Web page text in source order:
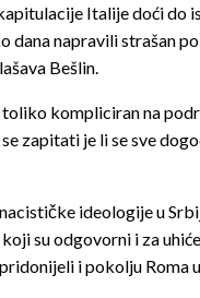
Italije doći do
napravili strašan
Bešlin.
kompliciran na
zapitati je li se sve
ideologije u
su odgovorni i za
i pokolju Roma